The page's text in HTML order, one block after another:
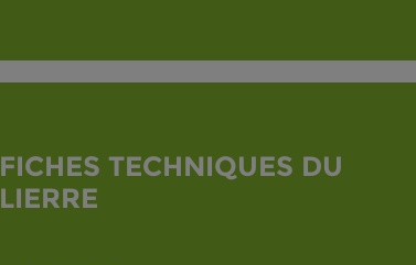
FICHES TECHNIQUES DU
LIERRE